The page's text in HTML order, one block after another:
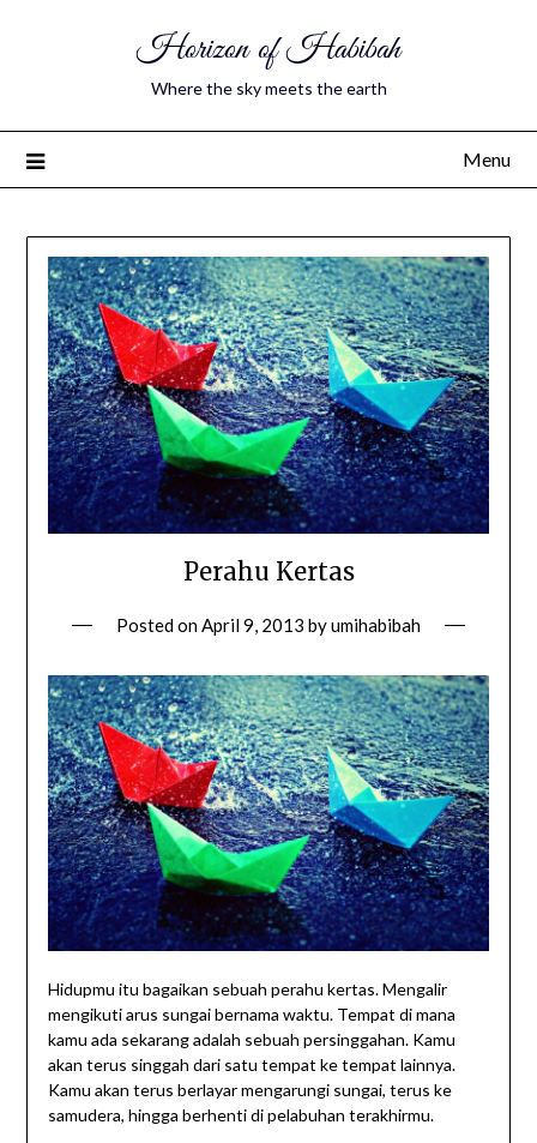
Horizon of Habibah
Where the sky meets the earth
Menu
Perahu Kertas
Posted onApril 9, 2013 byumihabibah
Hidupmu itu bagaikan sebuah perahu kertas. Mengalir
mengikuti arus sungai bernama waktu. Tempat di mana
kamu ada sekarang adalah sebuah persinggahan. Kamu
akan terus singgah dari satu tempat ke tempat lainnya.
Kamu akan terus berlayar mengarungi sungai, terus ke
samudera, hingga berhenti di pelabuhan terakhirmu.